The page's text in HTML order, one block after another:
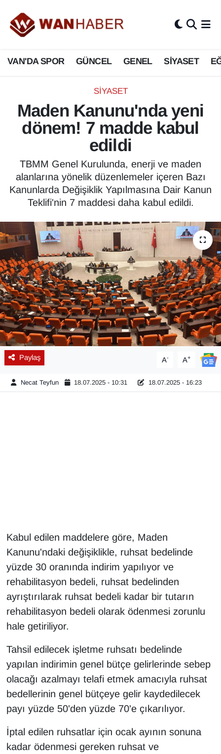
VAN'DA SPOR GÜNCEL GENEL SİYASET
SİYASET
Maden Kanunu'nda yeni
dönem! 7 madde kabul
edildi
TBMM Genel Kurulunda, enerji ve maden
alanlarına yönelik düzenlemeler içeren Bazı
Kanunlarda Değişiklik Yapılmasına Dair Kanun
Teklifi'nin 7 maddesi daha kabul edildi.
Paylaş A- A+
Necat Teyfun 18.07.2025 - 10:31 18.07.2025 - 16:23
Kabul edilen maddelere göre, Maden
Kanunu'ndaki değişiklikle, ruhsat bedelinde
yüzde 30 oranında indirim yapılıyor ve
rehabilitasyon bedeli, ruhsat bedelinden
ayrıştırılarak ruhsat bedeli kadar bir tutarın
rehabilitasyon bedeli olarak ödenmesi zorunlu
hale getiriliyor.
Tahsil edilecek işletme ruhsatı bedelinde
yapılan indirimin genel bütçe gelirlerinde sebep
olacağı azalmayı telafi etmek amacıyla ruhsat
bedellerinin genel bütçeye gelir kaydedilecek
payı yüzde 50'den yüzde 70'e çıkarılıyor.
İptal edilen ruhsatlar için ocak ayının sonuna
kadar ödenmesi gereken ruhsat ve
3.SAYFA
ASAYİŞ
BİLİM VE TEKNOLOJİ
Biyografi
ÇEVRE
Deprem
Diğer
DÜNYA
EĞİTİM
EKONOMİ
Eleman
Emlak
En çok konuşulanlar
İngilizce
Kadın
Kamu Alımları
Kim Kimdir?
KURDÎ
MAGAZİN
MEDYA
ONE EKONOMİ
Van Nöbetçi Eczaneler
Van Hava Durumu
Van Namaz Vakitleri
Van Trafik Yoğunluk Haritası
Süper Lig Puan Durumu ve Fikstür
Tüm Manşetler
Son Dakika Haberleri